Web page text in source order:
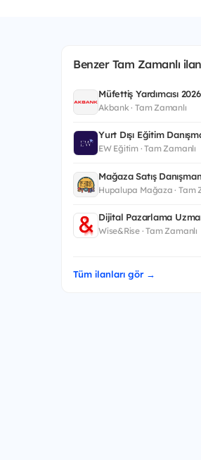
Benzer Tam Zamanlı
Müfettiş Yardımcısı 2026
Akbank · Tam Zamanlı
Yurt Dışı Eğitim
EW Eğitim · Tam Zamanlı
Mağaza Satış
Hupalupa Mağaza · Tam
Dijital Pazarlama Uzman
Wise&Rise · Tam Zamanlı
Tüm ilanları gör →